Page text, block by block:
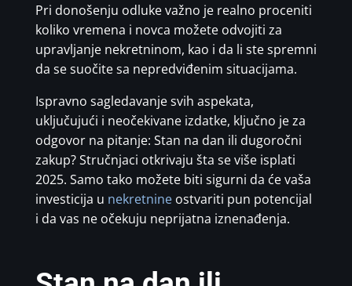
Pri donošenju odluke važno je realno proceniti
koliko vremena i novca možete odvojiti za
upravljanje nekretninom, kao i da li ste spremni
da se suočite sa nepredviđenim situacijama.
Ispravno sagledavanje svih aspekata,
uključujući i neočekivane izdatke, ključno je za
odgovor na pitanje: Stan na dan ili dugoročni
zakup? Stručnjaci otkrivaju šta se više isplati
2025. Samo tako možete biti sigurni da će vaša
investicija u nekretnineostvariti pun potencijal
i da vas ne očekuju neprijatna iznenađenja.